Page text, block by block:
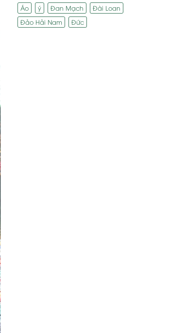
Áo
ý Đan Mạch
Đài Loan
Đảo Hải Nam
Đức